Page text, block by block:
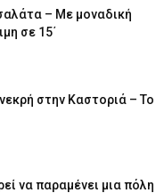
– Με μοναδική
σε 15΄
στην Καστοριά – Το
να παραμένει μια πόλη